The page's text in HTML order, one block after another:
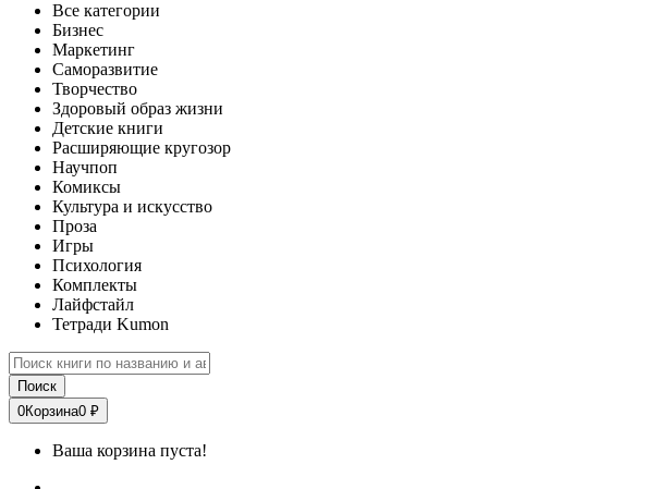
Все категории
Бизнес
Маркетинг
Саморазвитие
Творчество
Здоровый образ жизни
Детские книги
Расширяющие кругозор
Научпоп
Комиксы
Культура и искусство
Проза
Игры
Психология
Комплекты
Лайфстайл
Тетради Kumon
Поиск
0Корзина0 ₽
Ваша корзина пуста!